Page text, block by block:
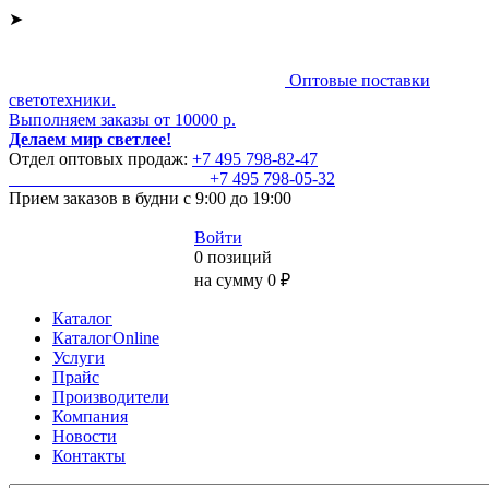
➤
Оптовые поставки
светотехники.
Выполняем заказы от 10000 р.
Делаем мир светлее!
Отдел оптовых продаж: +7 495 798-82-47
+7 495 798-05-32
Прием заказов в будни с 9:00 до 19:00
Войти
0 позиций
на сумму 0 ₽
Каталог
КаталогOnline
Услуги
Прайс
Производители
Компания
Новости
Контакты